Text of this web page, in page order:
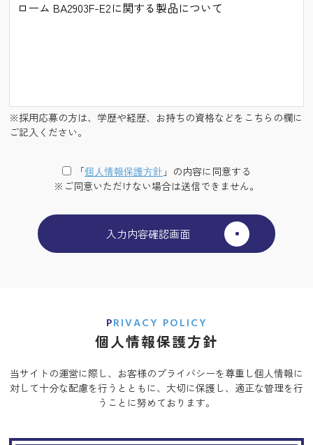
※採用応募の方は、学歴や経歴、お持ちの資格などをこちらの欄に
ご記入ください。
「個⼈情報保護⽅針 」の内容に同意する
※ご同意いただけない場合は送信できません。
PRIVACY POLICY
個人情報保護方針
当サイトの運営に際し、お客様のプライバシーを尊重し個人情報に
対して十分な配慮を行うとともに、 大切に保護し、適正な管理を行
うことに努めております。